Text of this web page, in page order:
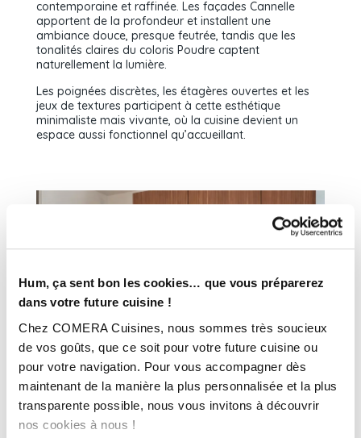
Hum, ça sent bon les cookies… que vous préparerez
dans votre future cuisine !
Chez COMERA Cuisines, nous sommes très soucieux
de vos goûts, que ce soit pour votre future cuisine ou
pour votre navigation. Pour vous accompagner dès
maintenant de la manière la plus personnalisée et la plus
transparente possible, nous vous invitons à découvrir
nos cookies à nous !
contemporaine et raffinée. Les façades Cannelle
apportent de la profondeur et installent une
ambiance douce, presque feutrée, tandis que les
tonalités claires du coloris Poudre captent
naturellement la lumière.
Les poignées discrètes, les étagères ouvertes et les
jeux de textures participent à cette esthétique
minimaliste mais vivante, où la cuisine devient un
espace aussi fonctionnel qu’accueillant.